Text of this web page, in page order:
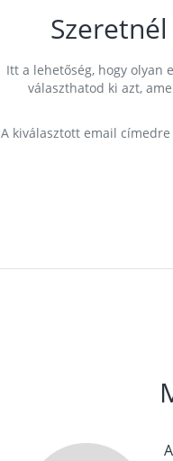
Itt a lehetőség, hogy olyan
választhatod ki azt,
A kiválasztott email